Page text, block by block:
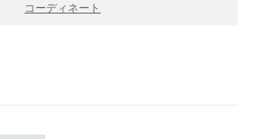
コーディネート